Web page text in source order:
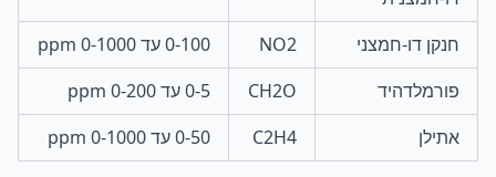
חנקן דו-חמצני NO2
0-100 עד 0-1000 ppm
פורמלדהיד
CH2O
0-5 עד 0-200 ppm
אתילן
C2H4 0-50 עד 0-1000 ppm